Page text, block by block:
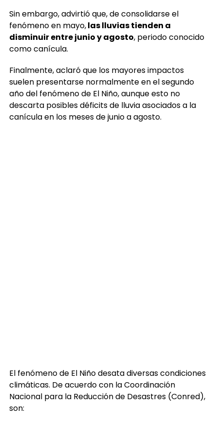
Sin embargo, advirtió que, de consolidarse el
fenómeno en mayo,las lluvias tienden a
disminuir entre junio y agosto, periodo conocido
como canícula.
Finalmente, aclaró que los mayores impactos
suelen presentarse normalmente en el segundo
año del fenómeno de El Niño, aunque esto no
descarta posibles déficits de lluvia asociados a la
canícula en los meses de junio a agosto.
El fenómeno de El Niño desata diversas condiciones
climáticas. De acuerdo con la Coordinación
Nacional para la Reducción de Desastres (Conred),
son: